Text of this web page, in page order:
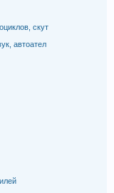
скут
автоател